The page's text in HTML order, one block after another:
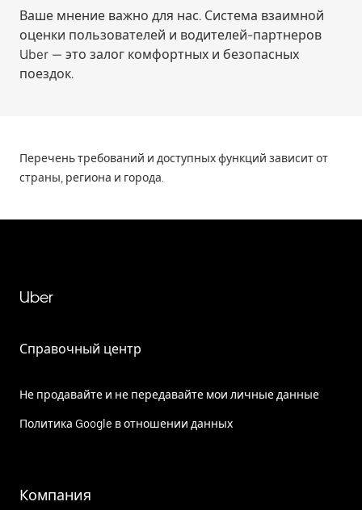
Ваше мнение важно для нас. Система взаимной
оценки пользователей и водителей-партнеров
Uber — это залог комфортных и безопасных
поездок.
Перечень требований и доступных функций зависит от
страны, региона и города.
Uber
Справочный центр
Не продавайте и не передавайте мои личные данные
Политика Google в отношении данных
Компания